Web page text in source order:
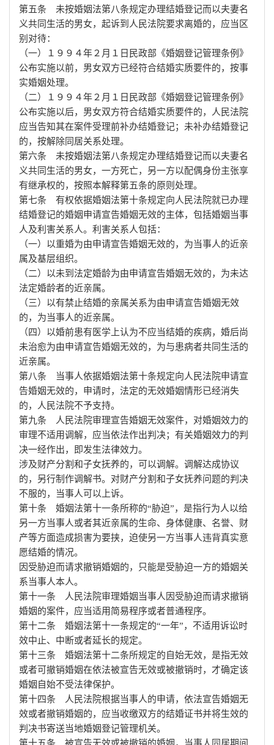
第五条 未按婚姻法第八条规定办理结婚登记而以夫妻名
义共同生活的男女，起诉到人民法院要求离婚的，应当区
别对待：
（一）１９９４年２月１日民政部《婚姻登记管理条例》
公布实施以前，男女双方已经符合结婚实质要件的，按事
实婚姻处理。
（二）１９９４年２月１日民政部《婚姻登记管理条例》
公布实施以后，男女双方符合结婚实质要件的，人民法院
应当告知其在案件受理前补办结婚登记；未补办结婚登记
的，按解除同居关系处理。
第六条 未按婚姻法第八条规定办理结婚登记而以夫妻名
义共同生活的男女，一方死亡，另一方以配偶身份主张享
有继承权的，按照本解释第五条的原则处理。
第七条 有权依据婚姻法第十条规定向人民法院就已办理
结婚登记的婚姻申请宣告婚姻无效的主体，包括婚姻当事
人及利害关系人。利害关系人包括：
（一）以重婚为由申请宣告婚姻无效的，为当事人的近亲
属及基层组织。
（二）以未到法定婚龄为由申请宣告婚姻无效的，为未达
法定婚龄者的近亲属。
（三）以有禁止结婚的亲属关系为由申请宣告婚姻无效
的，为当事人的近亲属。
（四）以婚前患有医学上认为不应当结婚的疾病，婚后尚
未治愈为由申请宣告婚姻无效的，为与患病者共同生活的
近亲属。
第八条 当事人依据婚姻法第十条规定向人民法院申请宣
告婚姻无效的，申请时，法定的无效婚姻情形已经消失
的，人民法院不予支持。
第九条 人民法院审理宣告婚姻无效案件，对婚姻效力的
审理不适用调解，应当依法作出判决；有关婚姻效力的判
决一经作出，即发生法律效力。
涉及财产分割和子女抚养的，可以调解。调解达成协议
的，另行制作调解书。对财产分割和子女抚养问题的判决
不服的，当事人可以上诉。
第十条 婚姻法第十一条所称的“胁迫”，是指行为人以给
另一方当事人或者其近亲属的生命、身体健康、名誉、财
产等方面造成损害为要挟，迫使另一方当事人违背真实意
愿结婚的情况。
因受胁迫而请求撤销婚姻的，只能是受胁迫一方的婚姻关
系当事人本人。
第十一条 人民法院审理婚姻当事人因受胁迫而请求撤销
婚姻的案件，应当适用简易程序或者普通程序。
第十二条 婚姻法第十一条规定的“一年”，不适用诉讼时
效中止、中断或者延长的规定。
第十三条 婚姻法第十二条所规定的自始无效，是指无效
或者可撤销婚姻在依法被宣告无效或被撤销时，才确定该
婚姻自始不受法律保护。
第十四条 人民法院根据当事人的申请，依法宣告婚姻无
效或者撤销婚姻的，应当收缴双方的结婚证书并将生效的
判决书寄送当地婚姻登记管理机关。